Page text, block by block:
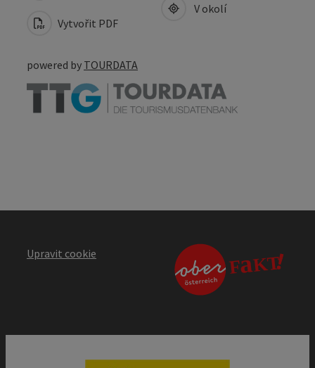
Vytvořit PDF
V okolí
powered by TOURDATA
Upravit cookie